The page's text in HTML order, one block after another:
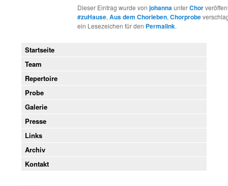
Dieser Eintrag wurde vonjohannaunterChor
#zuHause,Aus dem Chorleben,Chorprobe
ein Lesezeichen für den Permalink.
Startseite
Team
Repertoire
Probe
Galerie
Presse
Links
Archiv
Kontakt